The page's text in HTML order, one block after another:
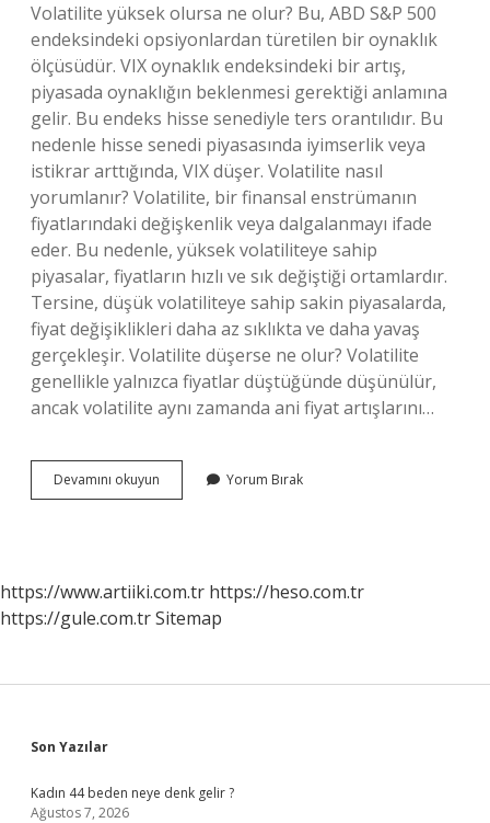
Volatilite yüksek olursa ne olur? Bu, ABD S&P 500
endeksindeki opsiyonlardan türetilen bir oynaklık
ölçüsüdür. VIX oynaklık endeksindeki bir artış,
piyasada oynaklığın beklenmesi gerektiği anlamına
gelir. Bu endeks hisse senediyle ters orantılıdır. Bu
nedenle hisse senedi piyasasında iyimserlik veya
istikrar arttığında, VIX düşer. Volatilite nasıl
yorumlanır? Volatilite, bir finansal enstrümanın
fiyatlarındaki değişkenlik veya dalgalanmayı ifade
eder. Bu nedenle, yüksek volatiliteye sahip
piyasalar, fiyatların hızlı ve sık değiştiği ortamlardır.
Tersine, düşük volatiliteye sahip sakin piyasalarda,
fiyat değişiklikleri daha az sıklıkta ve daha yavaş
gerçekleşir. Volatilite düşerse ne olur? Volatilite
genellikle yalnızca fiyatlar düştüğünde düşünülür,
ancak volatilite aynı zamanda ani fiyat artışlarını…
Devamını okuyun
Piyasa
Yorum Bırak
https://www.artiiki.com.tr https://heso.com.tr
https://gule.com.trSitemap
Sidebar
Son Yazılar
Kadın 44 beden neye denk gelir ?
Ağustos 7, 2026